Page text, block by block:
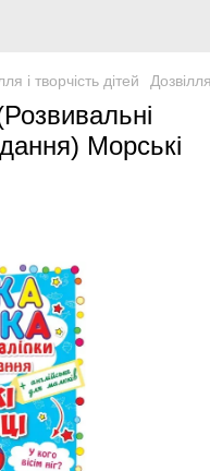
і творчість дітей
Морські